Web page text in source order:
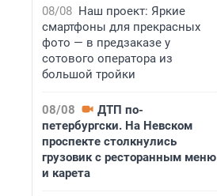
08/08 Наш проект: Яркие
смартфоны для прекрасных
фото — в предзаказе у
сотового оператора из
большой тройки
08/08
ДТП по-
петербургски. На Невском
проспекте столкнулись
грузовик с ресторанным меню
и карета